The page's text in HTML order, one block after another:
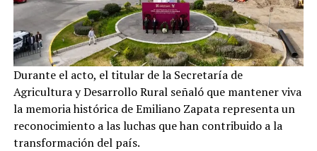
Durante el acto, el titular de la Secretaría de
Agricultura y Desarrollo Rural señaló que mantener viva
la memoria histórica de Emiliano Zapata representa un
reconocimiento a las luchas que han contribuido a la
transformación del país.